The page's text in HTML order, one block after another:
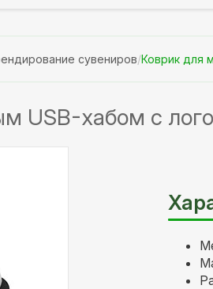
сувениров/Коврик для
USB-хабом с